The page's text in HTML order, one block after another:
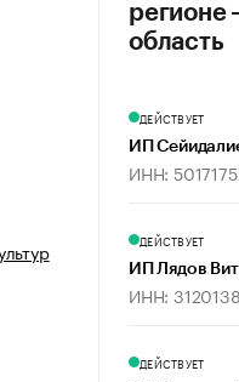
регионе
область
ДЕЙСТВУЕТ
ИП
ИНН:
ДЕЙСТВУЕТ
ИП Лядов
ИНН:
ДЕЙСТВУЕТ